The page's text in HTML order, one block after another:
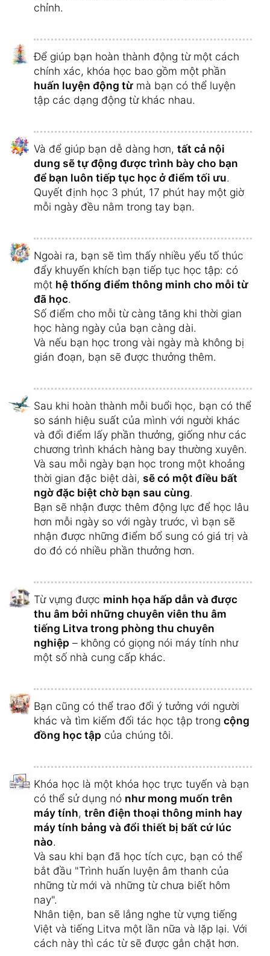
chỉnh.
Để giúp bạn hoàn thành động từ một cách
chính xác, khóa học bao gồm một phần
huấn luyện động từ mà bạn có thể luyện
tập các dạng động từ khác nhau.
Và để giúp bạn dễ dàng hơn, tất cả nội
dung sẽ tự động được trình bày cho bạn
để bạn luôn tiếp tục học ở điểm tối ưu.
Quyết định học 3 phút, 17 phút hay một giờ
mỗi ngày đều nằm trong tay bạn.
Ngoài ra, bạn sẽ tìm thấy nhiều yếu tố thúc
đẩy khuyến khích bạn tiếp tục học tập: có
một hệ thống điểm thông minh cho mỗi từ
đã học.
Số điểm cho mỗi từ càng tăng khi thời gian
học hàng ngày của bạn càng dài.
Và nếu bạn học trong vài ngày mà không bị
gián đoạn, bạn sẽ được thưởng thêm.
Sau khi hoàn thành mỗi buổi học, bạn có thể
so sánh hiệu suất của mình với người khác
và đổi điểm lấy phần thưởng, giống như các
chương trình khách hàng bay thường xuyên.
Và sau mỗi ngày bạn học trong một khoảng
thời gian đặc biệt dài, sẽ có một điều bất
ngờ đặc biệt chờ bạn sau cùng.
Bạn sẽ nhận được thêm động lực để học lâu
hơn mỗi ngày so với ngày trước, vì bạn sẽ
nhận được những điểm bổ sung có giá trị và
do đó có nhiều phần thưởng hơn.
Từ vựng được minh họa hấp dẫn và được
thu âm bởi những chuyên viên thu âm
tiếng Litva trong phòng thu chuyên
nghiệp – không có giọng nói máy tính như
một số nhà cung cấp khác.
Bạn cũng có thể trao đổi ý tưởng với người
khác và tìm kiếm đối tác học tập trong cộng
đồng học tập của chúng tôi.
Khóa học là một khóa học trực tuyến và bạn
có thể sử dụng nó như mong muốn trên
máy tính, trên điện thoại thông minh hay
máy tính bảng và đổi thiết bị bất cứ lúc
nào.
Và sau khi bạn đã học tích cực, bạn có thể
bắt đầu "Trình huấn luyện âm thanh của
những từ mới và những từ chưa biết hôm
nay".
Nhân tiện, ban sẽ lắng nghe từ vựng tiếng
Việt và tiếng Litva một lần nữa và lặp lại. Với
cách này thì các từ sẽ được gắn chặt hơn.